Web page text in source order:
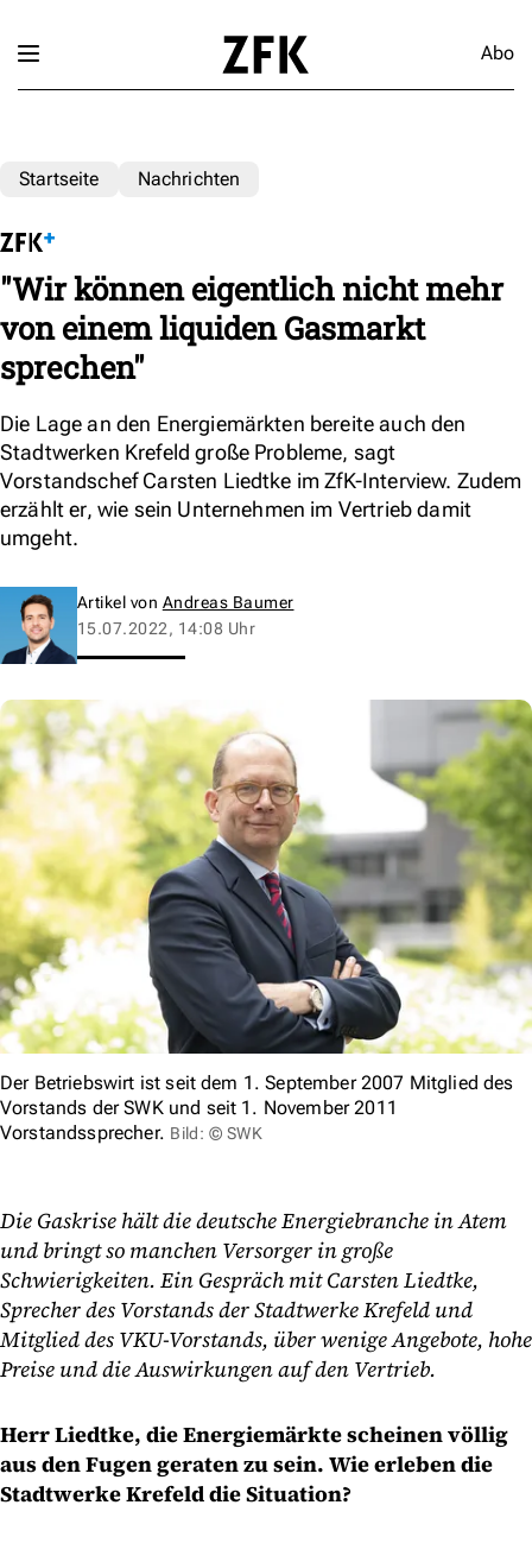
Abo
Startseite Nachrichten
"Wir können eigentlich nicht mehr
von einem liquiden Gasmarkt
sprechen"
Die Lage an den Energiemärkten bereite auch den
Stadtwerken Krefeld große Probleme, sagt
Vorstandschef Carsten Liedtke im ZfK-Interview. Zudem
erzählt er, wie sein Unternehmen im Vertrieb damit
umgeht.
Artikel von Andreas Baumer
15.07.2022, 14:08 Uhr
Der Betriebswirt ist seit dem 1. September 2007 Mitglied des
Vorstands der SWK und seit 1. November 2011
Vorstandssprecher. Bild: © SWK
Die Gaskrise hält die deutsche Energiebranche in Atem
und bringt so manchen Versorger in große
Schwierigkeiten. Ein Gespräch mit Carsten Liedtke,
Sprecher des Vorstands der Stadtwerke Krefeld und
Mitglied des VKU-Vorstands, über wenige Angebote, hohe
Preise und die Auswirkungen auf den Vertrieb.
Herr Liedtke, die Energiemärkte scheinen völlig
aus den Fugen geraten zu sein. Wie erleben die
Stadtwerke Krefeld die Situation?